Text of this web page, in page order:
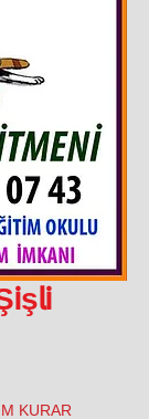
Şişli
KURAR